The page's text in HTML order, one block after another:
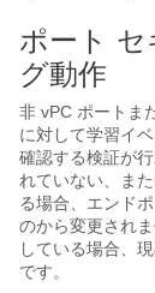
ポート
グ動作
非 vPC ポートま
に対して学習イ
確認する検証が
れていない、ま
る場合、エンド
のから変更され
している場合、
です。